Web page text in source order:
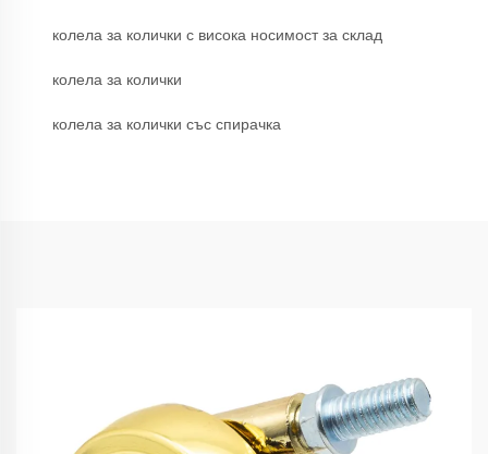
колела за колички с висока носимост за склад
колела за колички
колела за колички със спирачка